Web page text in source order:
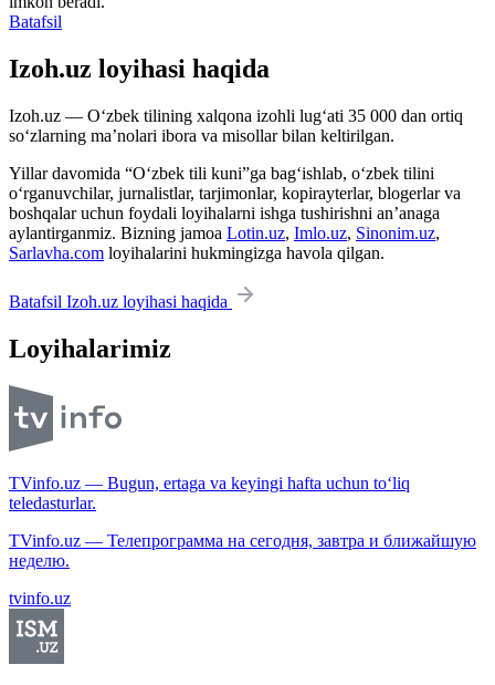
Batafsil
Izoh.uz loyihasi haqida
Izoh.uz — O‘zbek tilining xalqona izohli lug‘ati 35 000 dan ortiq
so‘zlarning ma’nolari ibora va misollar bilan keltirilgan.
Yillar davomida “O‘zbek tili kuni”ga bag‘ishlab, o‘zbek tilini
o‘rganuvchilar, jurnalistlar, tarjimonlar, kopirayterlar, blogerlar va
boshqalar uchun foydali loyihalarni ishga tushirishni an’anaga
aylantirganmiz. Bizning jamoa Lotin.uz, Imlo.uz, Sinonim.uz,
Sarlavha.com loyihalarini hukmingizga havola qilgan.
Batafsil Izoh.uz loyihasi haqida
Loyihalarimiz
TVinfo.uz — Bugun, ertaga va keyingi hafta uchun to‘liq
teledasturlar.
TVinfo.uz — Телепрограмма на сегодня, завтра и ближайшую
неделю.
tvinfo.uz